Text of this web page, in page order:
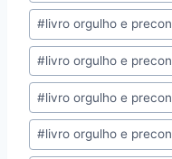
#livro orgulho e
#livro orgulho e
#livro orgulho e
#livro orgulho e